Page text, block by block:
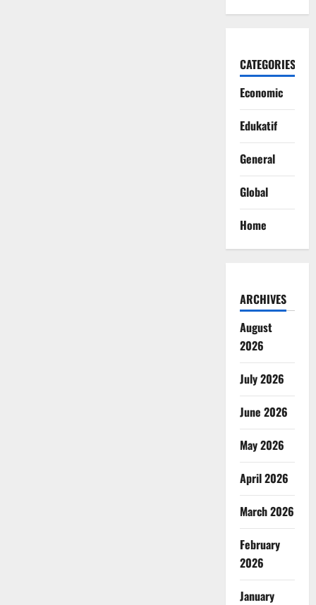
CATEGORIES
Economic
Edukatif
General
Global
Home
ARCHIVES
August
2026
July 2026
June 2026
May 2026
April 2026
March 2026
February
2026
January